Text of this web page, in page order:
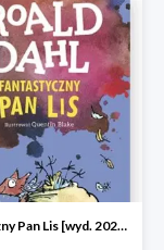
Fantastyczny Pan Lis [wyd. 2020] Roald Dahl -25%